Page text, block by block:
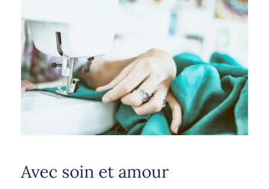
Avec soin et amour